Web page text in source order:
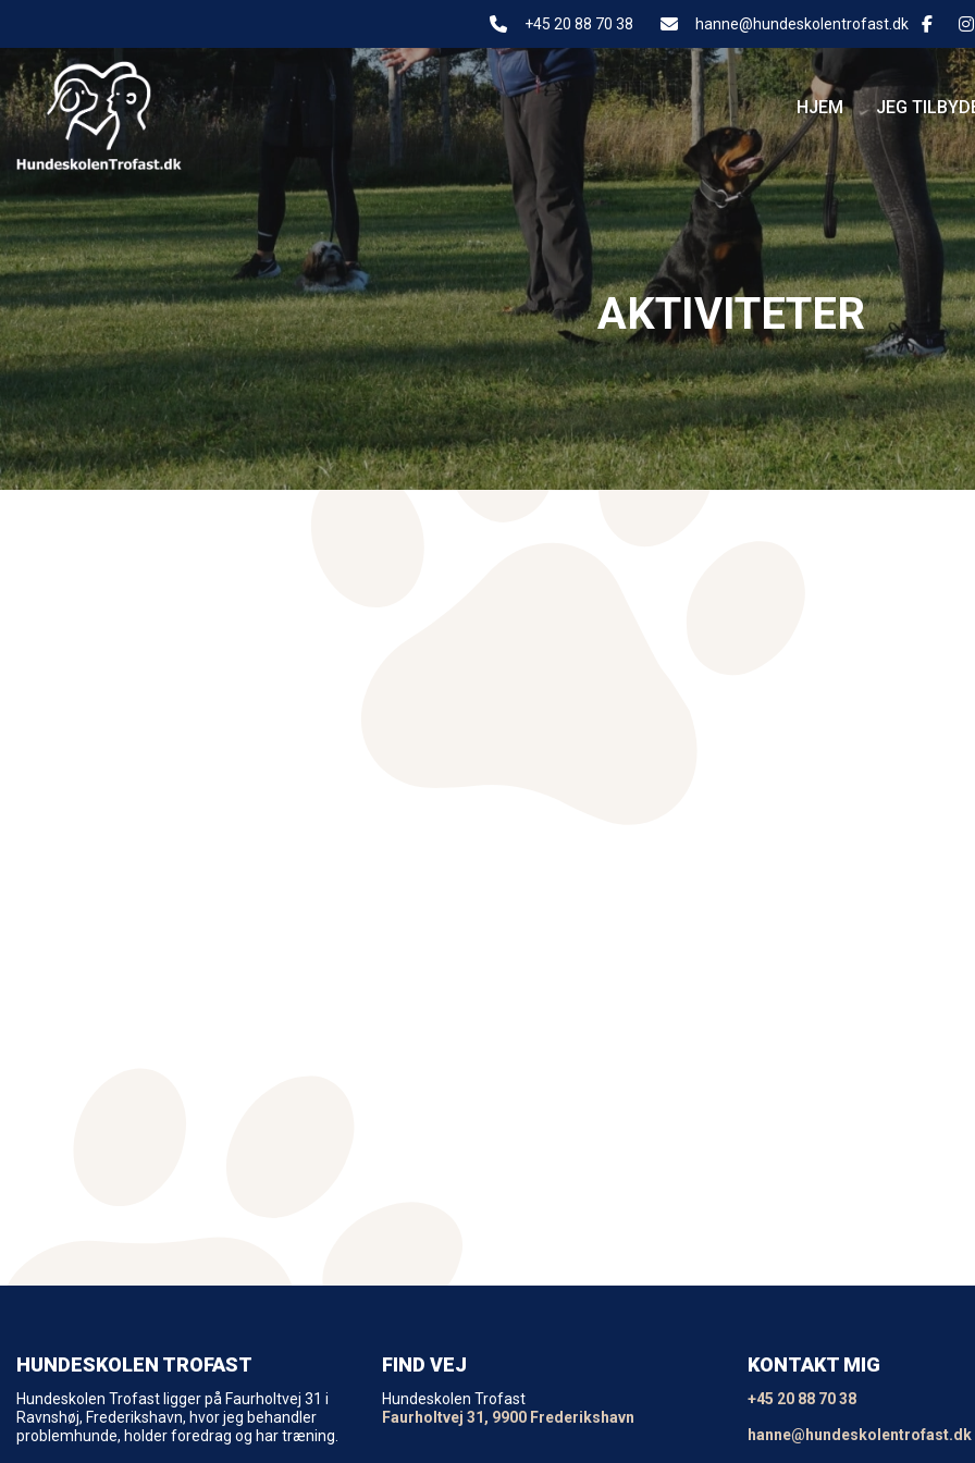
til
hovedindhold
+45 20 88 70 38 hanne@hundeskolentrofast.dk
HJEM JEG
AKTIVITETER
HUNDESKOLEN TROFAST
Hundeskolen Trofast ligger på Faurholtvej 31 i
Ravnshøj, Frederikshavn, hvor jeg behandler
problemhunde, holder foredrag og har træning.
FIND VEJ
Hundeskolen Trofast
Faurholtvej 31, 9900 Frederikshavn
KONTAKT MIG
+45 20 88 70 38
hanne@hundeskolentrofast.dk